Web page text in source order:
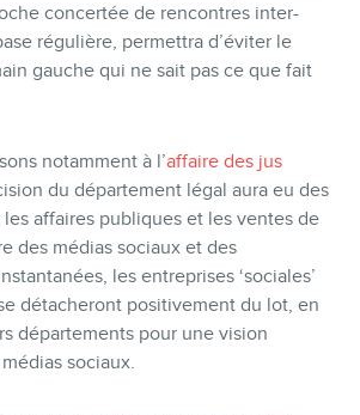
concertée de rencontres inter-
régulière, permettra d’éviter le
gauche qui ne sait pas ce que fait
notamment à l’affaire des jus
du département légal aura eu des
les affaires publiques et les ventes de
des médias sociaux et des
les entreprises ‘sociales’
détacheront positivement du lot, en
départements pour une vision
sociaux.